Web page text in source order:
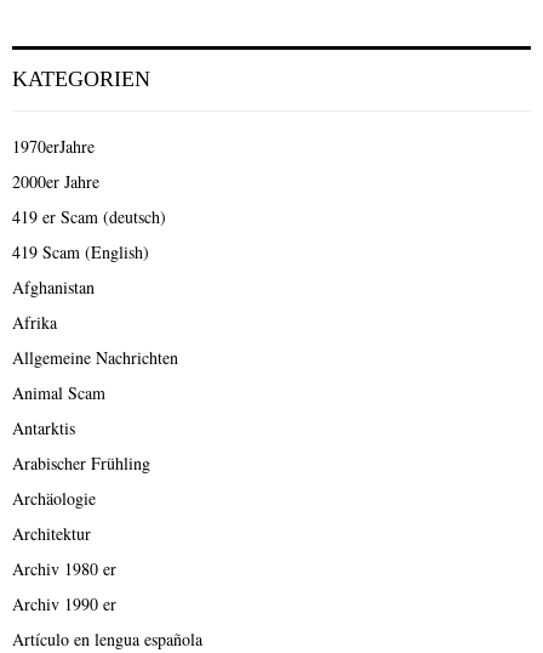
KATEGORIEN
1970erJahre
2000er Jahre
419 er Scam (deutsch)
419 Scam (English)
Afghanistan
Afrika
Allgemeine Nachrichten
Animal Scam
Antarktis
Arabischer Frühling
Archäologie
Architektur
Archiv 1980 er
Archiv 1990 er
Artículo en lengua española